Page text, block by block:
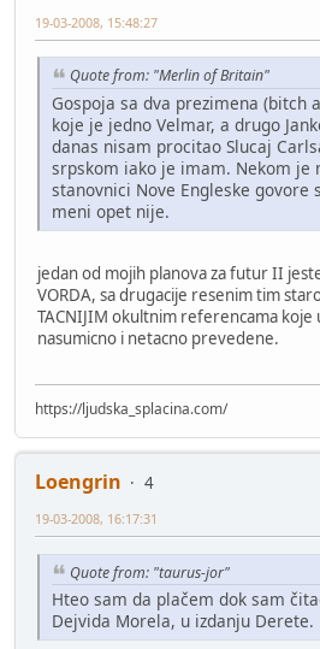
19-03-2008, 15:48:27
Quote from: "Merlin of Britain"
Gospoja sa dva prezimena (bitch
koje je jedno Velmar, a drugo
danas nisam procitao Slucaj
srpskom iako je imam. Nekom je
stanovnici Nove Engleske govore
meni opet nije.
jedan od mojih planova za futur II
VORDA, sa drugacije resenim tim
TACNIJIM okultnim referencama koje
nasumicno i netacno prevedene.
https://ljudska_splacina.com/
Loengrin
4
19-03-2008, 16:17:31
Quote from: "taurus-jor"
Hteo sam da plačem dok sam
Dejvida Morela, u izdanju Derete.